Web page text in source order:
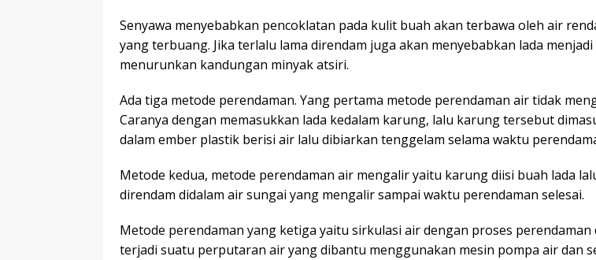
Senyawa menyebabkan pencoklatan pada kulit buah akan terbawa oleh air
yang terbuang. Jika terlalu lama direndam juga akan menyebabkan lada menjadi
menurunkan kandungan minyak atsiri.
Ada tiga metode perendaman. Yang pertama metode perendaman air tidak
Caranya dengan memasukkan lada kedalam karung, lalu karung tersebut
dalam ember plastik berisi air lalu dibiarkan tenggelam selama waktu
Metode kedua, metode perendaman air mengalir yaitu karung diisi buah lada
direndam didalam air sungai yang mengalir sampai waktu perendaman selesai.
Metode perendaman yang ketiga yaitu sirkulasi air dengan proses perendaman
terjadi suatu perputaran air yang dibantu menggunakan mesin pompa air dan